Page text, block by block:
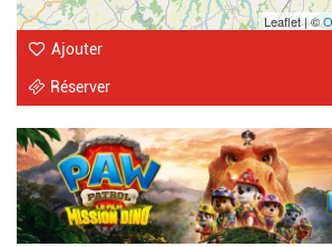
Leaflet | ©
Ajouter
Réserver